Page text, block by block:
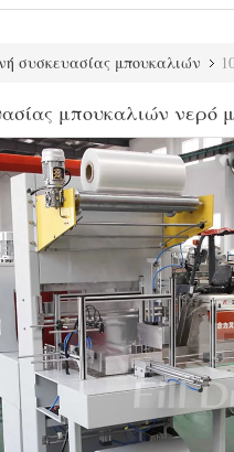
συσκευασίας μπουκαλιών
μπουκαλιών